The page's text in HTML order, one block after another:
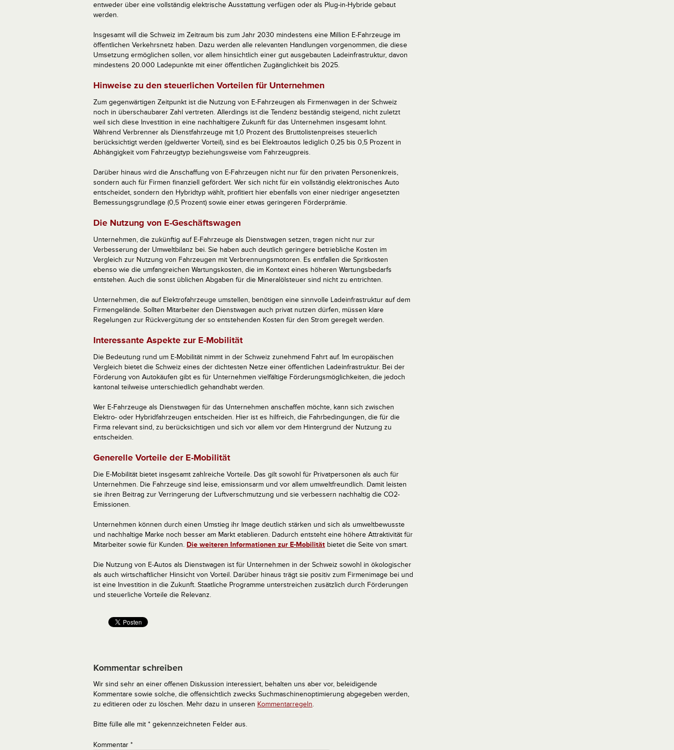
entweder über eine vollständig elektrische Ausstattung verfügen oder als Plug-in-Hybride gebaut
werden.
Insgesamt will die Schweiz im Zeitraum bis zum Jahr 2030 mindestens eine Million E-Fahrzeuge im
öffentlichen Verkehrsnetz haben. Dazu werden alle relevanten Handlungen vorgenommen, die diese
Umsetzung ermöglichen sollen, vor allem hinsichtlich einer gut ausgebauten Ladeinfrastruktur, davon
mindestens 20.000 Ladepunkte mit einer öffentlichen Zugänglichkeit bis 2025.
Hinweise zu den steuerlichen Vorteilen für Unternehmen
Zum gegenwärtigen Zeitpunkt ist die Nutzung von E-Fahrzeugen als Firmenwagen in der Schweiz
noch in überschaubarer Zahl vertreten. Allerdings ist die Tendenz beständig steigend, nicht zuletzt
weil sich diese Investition in eine nachhaltigere Zukunft für das Unternehmen insgesamt lohnt.
Während Verbrenner als Dienstfahrzeuge mit 1,0 Prozent des Bruttolistenpreises steuerlich
berücksichtigt werden (geldwerter Vorteil), sind es bei Elektroautos lediglich 0,25 bis 0,5 Prozent in
Abhängigkeit vom Fahrzeugtyp beziehungsweise vom Fahrzeugpreis.
Darüber hinaus wird die Anschaffung von E-Fahrzeugen nicht nur für den privaten Personenkreis,
sondern auch für Firmen finanziell gefördert. Wer sich nicht für ein vollständig elektronisches Auto
entscheidet, sondern den Hybridtyp wählt, profitiert hier ebenfalls von einer niedriger angesetzten
Bemessungsgrundlage (0,5 Prozent) sowie einer etwas geringeren Förderprämie.
Die Nutzung von E-Geschäftswagen
Unternehmen, die zukünftig auf E-Fahrzeuge als Dienstwagen setzen, tragen nicht nur zur
Verbesserung der Umweltbilanz bei. Sie haben auch deutlich geringere betriebliche Kosten im
Vergleich zur Nutzung von Fahrzeugen mit Verbrennungsmotoren. Es entfallen die Spritkosten
ebenso wie die umfangreichen Wartungskosten, die im Kontext eines höheren Wartungsbedarfs
entstehen. Auch die sonst üblichen Abgaben für die Mineralölsteuer sind nicht zu entrichten.
Unternehmen, die auf Elektrofahrzeuge umstellen, benötigen eine sinnvolle Ladeinfrastruktur auf dem
Firmengelände. Sollten Mitarbeiter den Dienstwagen auch privat nutzen dürfen, müssen klare
Regelungen zur Rückvergütung der so entstehenden Kosten für den Strom geregelt werden.
Interessante Aspekte zur E-Mobilität
Die Bedeutung rund um E-Mobilität nimmt in der Schweiz zunehmend Fahrt auf. Im europäischen
Vergleich bietet die Schweiz eines der dichtesten Netze einer öffentlichen Ladeinfrastruktur. Bei der
Förderung von Autokäufen gibt es für Unternehmen vielfältige Förderungsmöglichkeiten, die jedoch
kantonal teilweise unterschiedlich gehandhabt werden.
Wer E-Fahrzeuge als Dienstwagen für das Unternehmen anschaffen möchte, kann sich zwischen
Elektro- oder Hybridfahrzeugen entscheiden. Hier ist es hilfreich, die Fahrbedingungen, die für die
Firma relevant sind, zu berücksichtigen und sich vor allem vor dem Hintergrund der Nutzung zu
entscheiden.
Generelle Vorteile der E-Mobilität
Die E-Mobilität bietet insgesamt zahlreiche Vorteile. Das gilt sowohl für Privatpersonen als auch für
Unternehmen. Die Fahrzeuge sind leise, emissionsarm und vor allem umweltfreundlich. Damit leisten
sie ihren Beitrag zur Verringerung der Luftverschmutzung und sie verbessern nachhaltig die CO2-
Emissionen.
Unternehmen können durch einen Umstieg ihr Image deutlich stärken und sich als umweltbewusste
und nachhaltige Marke noch besser am Markt etablieren. Dadurch entsteht eine höhere Attraktivität für
Mitarbeiter sowie für Kunden. Die weiteren Informationen zur E-Mobilität bietet die Seite von smart.
Die Nutzung von E-Autos als Dienstwagen ist für Unternehmen in der Schweiz sowohl in ökologischer
als auch wirtschaftlicher Hinsicht von Vorteil. Darüber hinaus trägt sie positiv zum Firmenimage bei und
ist eine Investition in die Zukunft. Staatliche Programme unterstreichen zusätzlich durch Förderungen
und steuerliche Vorteile die Relevanz.
Kommentar schreiben
Wir sind sehr an einer offenen Diskussion interessiert, behalten uns aber vor, beleidigende
Kommentare sowie solche, die offensichtlich zwecks Suchmaschinenoptimierung abgegeben werden,
zu editieren oder zu löschen. Mehr dazu in unseren Kommentarregeln.
Bitte fülle alle mit * gekennzeichneten Felder aus.
Kommentar *